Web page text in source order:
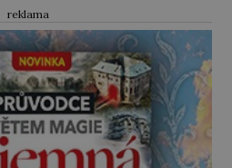
reklama